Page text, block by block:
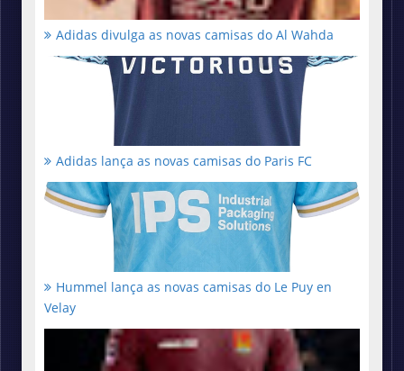
Adidas divulga as novas camisas do Al Wahda
Adidas lança as novas camisas do Paris FC
Hummel lança as novas camisas do Le Puy en
Velay